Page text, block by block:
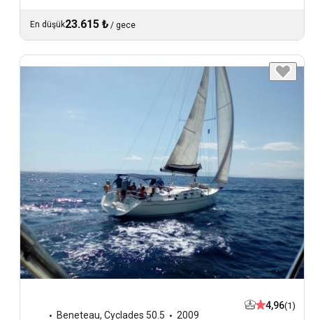
En düşük23.615 ₺ / gece
Beneteau, Cyclades 50.5
2009
4,96(1)